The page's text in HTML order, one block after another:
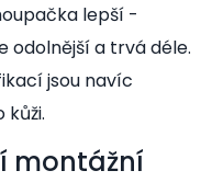
lepší -
odolnější a trvá déle.
jsou navíc
montážní